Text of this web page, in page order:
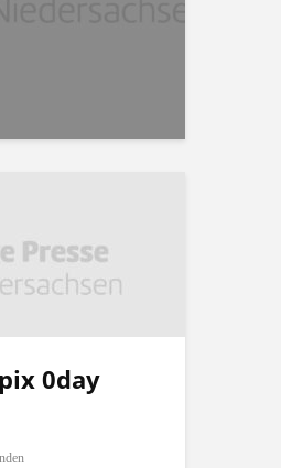
0day